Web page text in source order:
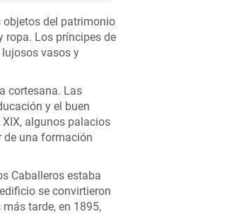
objetos del patrimonio
ropa. Los príncipes de
vasos y
cortesana. Las
y el buen
algunos palacios
de una formación
Caballeros estaba
se convirtieron
tarde, en 1895,